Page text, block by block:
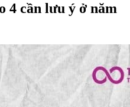
4 cần lưu ý ở năm